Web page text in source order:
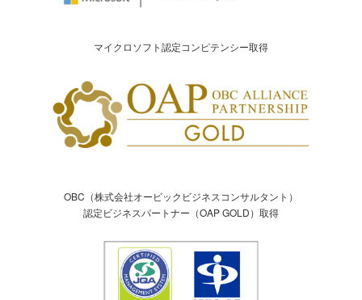
マイクロソフト認定コンピテンシー取得
OBC（株式会社オービックビジネスコンサルタント）
認定ビジネスパートナー（OAP GOLD）取得